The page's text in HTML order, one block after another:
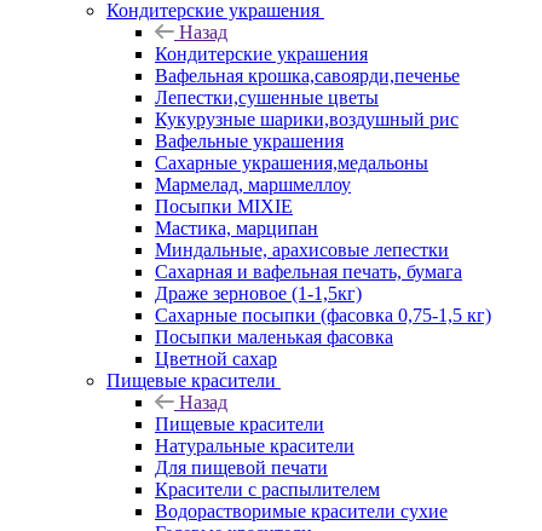
Кондитерские украшения
Назад
Кондитерские украшения
Вафельная крошка,савоярди,печенье
Лепестки,сушенные цветы
Кукурузные шарики,воздушный рис
Вафельные украшения
Сахарные украшения,медальоны
Мармелад, маршмеллоу
Посыпки MIXIE
Мастика, марципан
Миндальные, арахисовые лепестки
Сахарная и вафельная печать, бумага
Драже зерновое (1-1,5кг)
Сахарные посыпки (фасовка 0,75-1,5 кг)
Посыпки маленькая фасовка
Цветной сахар
Пищевые красители
Назад
Пищевые красители
Натуральные красители
Для пищевой печати
Красители с распылителем
Водорастворимые красители сухие